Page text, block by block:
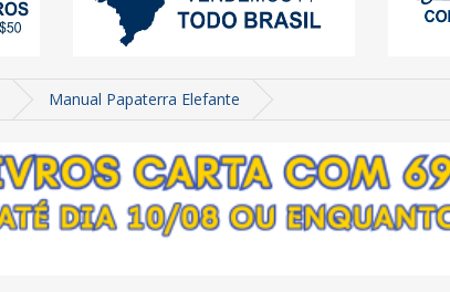
Manual Papaterra Elefante